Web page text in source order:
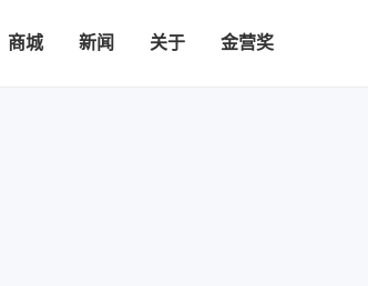
商城 新闻 关于 金营奖